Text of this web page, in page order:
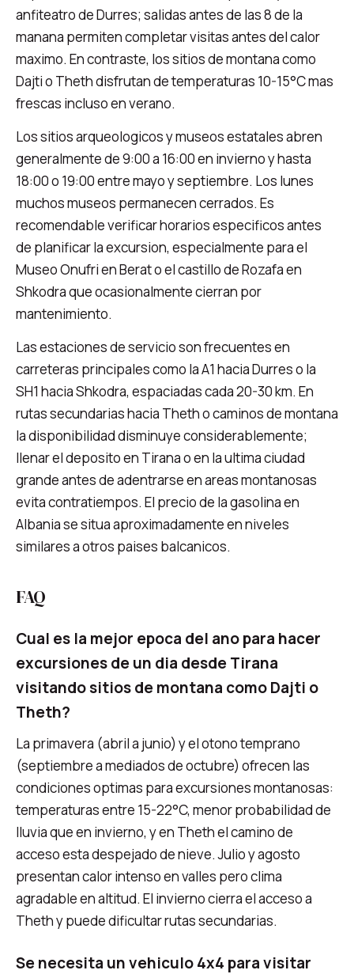
anfiteatro de Durres; salidas antes de las 8 de la
manana permiten completar visitas antes del calor
maximo. En contraste, los sitios de montana como
Dajti o Theth disfrutan de temperaturas 10-15°C mas
frescas incluso en verano.
Los sitios arqueologicos y museos estatales abren
generalmente de 9:00 a 16:00 en invierno y hasta
18:00 o 19:00 entre mayo y septiembre. Los lunes
muchos museos permanecen cerrados. Es
recomendable verificar horarios especificos antes
de planificar la excursion, especialmente para el
Museo Onufri en Berat o el castillo de Rozafa en
Shkodra que ocasionalmente cierran por
mantenimiento.
Las estaciones de servicio son frecuentes en
carreteras principales como la A1 hacia Durres o la
SH1 hacia Shkodra, espaciadas cada 20-30 km. En
rutas secundarias hacia Theth o caminos de montana
la disponibilidad disminuye considerablemente;
llenar el deposito en Tirana o en la ultima ciudad
grande antes de adentrarse en areas montanosas
evita contratiempos. El precio de la gasolina en
Albania se situa aproximadamente en niveles
similares a otros paises balcanicos.
FAQ
Cual es la mejor epoca del ano para hacer
excursiones de un dia desde Tirana
visitando sitios de montana como Dajti o
Theth?
La primavera (abril a junio) y el otono temprano
(septiembre a mediados de octubre) ofrecen las
condiciones optimas para excursiones montanosas:
temperaturas entre 15-22°C, menor probabilidad de
lluvia que en invierno, y en Theth el camino de
acceso esta despejado de nieve. Julio y agosto
presentan calor intenso en valles pero clima
agradable en altitud. El invierno cierra el acceso a
Theth y puede dificultar rutas secundarias.
Se necesita un vehiculo 4x4 para visitar